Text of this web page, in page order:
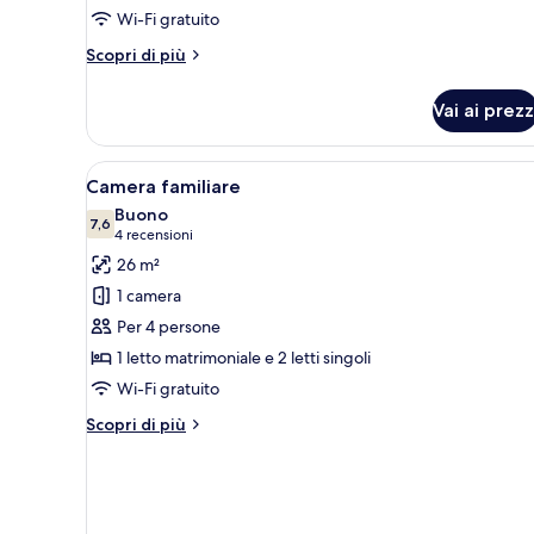
Deluxe,
Wi-Fi gratuito
Scopri di più
Altri
Deluxe,
terrazzo
Vai ai
Apri
tutte
le
foto
per
Camera
familiare
6
Camera familiare
7,67,6 su 10
Buono
4 recensioni
(4
recensioni)
26 m²
1 camera
Per 4 persone
1 letto matrimoniale e 2 letti singoli
Wi-Fi gratuito
Scopri di più
Altri